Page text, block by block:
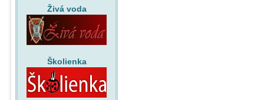
Živá voda
Školienka